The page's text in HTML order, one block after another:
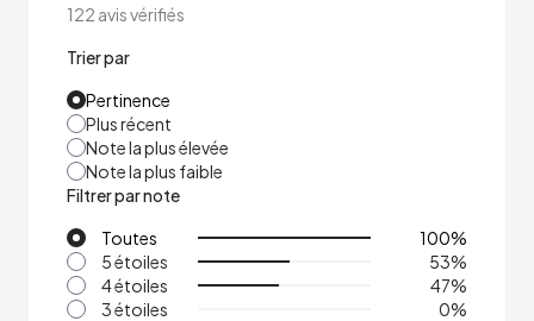
122 avis vérifiés
Trier par
Pertinence
Plus récent
Note la plus élevée
Note la plus faible
Filtrer par note
Toutes
100%
5 étoiles
53%
4 étoiles
47%
3 étoiles
0%